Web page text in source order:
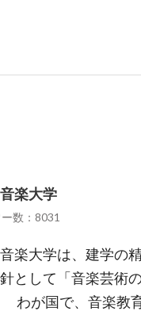
楽大学
数：8031
楽大学は、建学の
として「音楽芸術
わが国で、音楽教